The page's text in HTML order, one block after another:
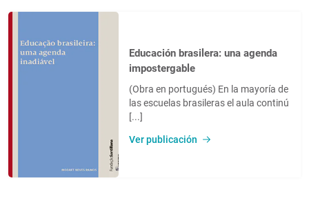
Educación brasilera: una agenda
impostergable
(Obra en portugués) En la mayoría de
las escuelas brasileras el aula continú
[...]
Ver publicación